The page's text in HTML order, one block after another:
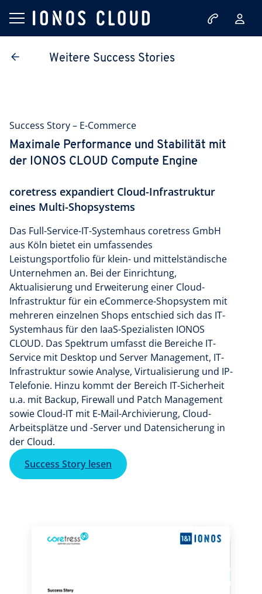
Weitere Success Stories
Success Story – E-Commerce
Maximale Performance und Stabilität mit
der IONOS CLOUD Compute Engine
coretress expandiert Cloud-Infrastruktur
eines Multi-Shopsystems
Das Full-Service-IT-Systemhaus coretress GmbH
aus Köln bietet ein umfassendes
Leistungsportfolio für klein- und mittelständische
Unternehmen an. Bei der Einrichtung,
Aktualisierung und Erweiterung einer Cloud-
Infrastruktur für ein eCommerce-Shopsystem mit
mehreren einzelnen Shops entschied sich das IT-
Systemhaus für den IaaS-Spezialisten IONOS
CLOUD. Das Spektrum umfasst die Bereiche IT-
Service mit Desktop und Server Management, IT-
Infrastruktur sowie Analyse, Virtualisierung und IP-
Telefonie. Hinzu kommt der Bereich IT-Sicherheit
u.a. mit Backup, Firewall und Patch Management
sowie Cloud-IT mit E-Mail-Archivierung, Cloud-
Arbeitsplätze und -Server und Datensicherung in
der Cloud.
Success Story lesen